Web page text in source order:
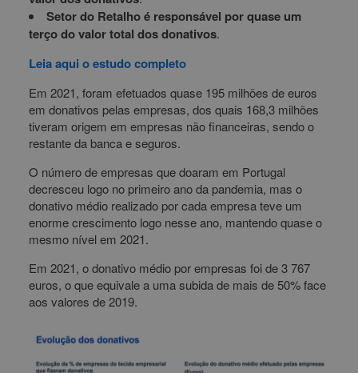
Setor do Retalho é responsável por quase um
terço do valor total dos donativos.
Leia aqui o estudo completo
Em 2021, foram efetuados quase 195 milhões de euros
em donativos pelas empresas, dos quais 168,3 milhões
tiveram origem em empresas não financeiras, sendo o
restante da banca e seguros.
O número de empresas que doaram em Portugal
decresceu logo no primeiro ano da pandemia, mas o
donativo médio realizado por cada empresa teve um
enorme crescimento logo nesse ano, mantendo quase o
mesmo nível em 2021.
Em 2021, o donativo médio por empresas foi de 3 767
euros, o que equivale a uma subida de mais de 50% face
aos valores de 2019.